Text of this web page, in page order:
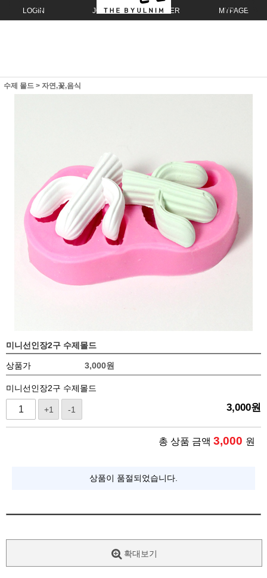
LOGIN JOIN ORDER MYPAGE
수제 몰드 > 자연,꽃,음식
미니선인장2구 수제몰드
상품가 3,000원
미니선인장2구 수제몰드
+1 -1 3,000원
총 상품 금액 3,000 원
상품이 품절되었습니다.
확대보기